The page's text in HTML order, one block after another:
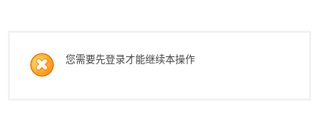
您需要先登录才能继续本操作